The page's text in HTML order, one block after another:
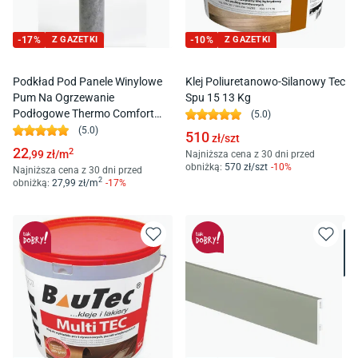
-17% Z GAZETKI
Podkład Pod Panele Winylowe
Pum Na Ogrzewanie
Podłogowe Thermo Comfort
900+ 1,30 Mm 8 M2
(5.0)
22,99zł/m2
Najniższa cena z 30 dni przed
obniżką: 27,99 zł/m2 -17%
-10% Z GAZETKI
Klej Poliuretanowo-Silanowy Tec
Spu 15 13 Kg
(5.0)
510zł/szt
Najniższa cena z 30 dni przed
obniżką: 570 zł/szt -10%